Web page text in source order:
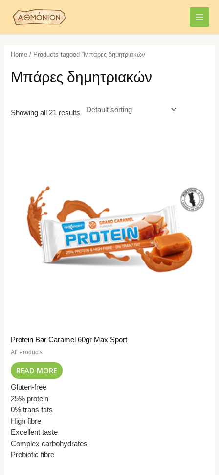
content
Home / Products tagged “Μπάρες δημητριακών”
Μπάρες δημητριακών
Showing all 21 results
Protein Bar Caramel 60gr Max Sport
All Products
READ MORE
Gluten-free
25% protein
0% trans fats
High fibre
Excellent taste
Complex carbohydrates
Prebiotic fibre